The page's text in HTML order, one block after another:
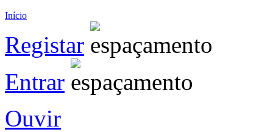
Início
Registar
Entrar
Ouvir